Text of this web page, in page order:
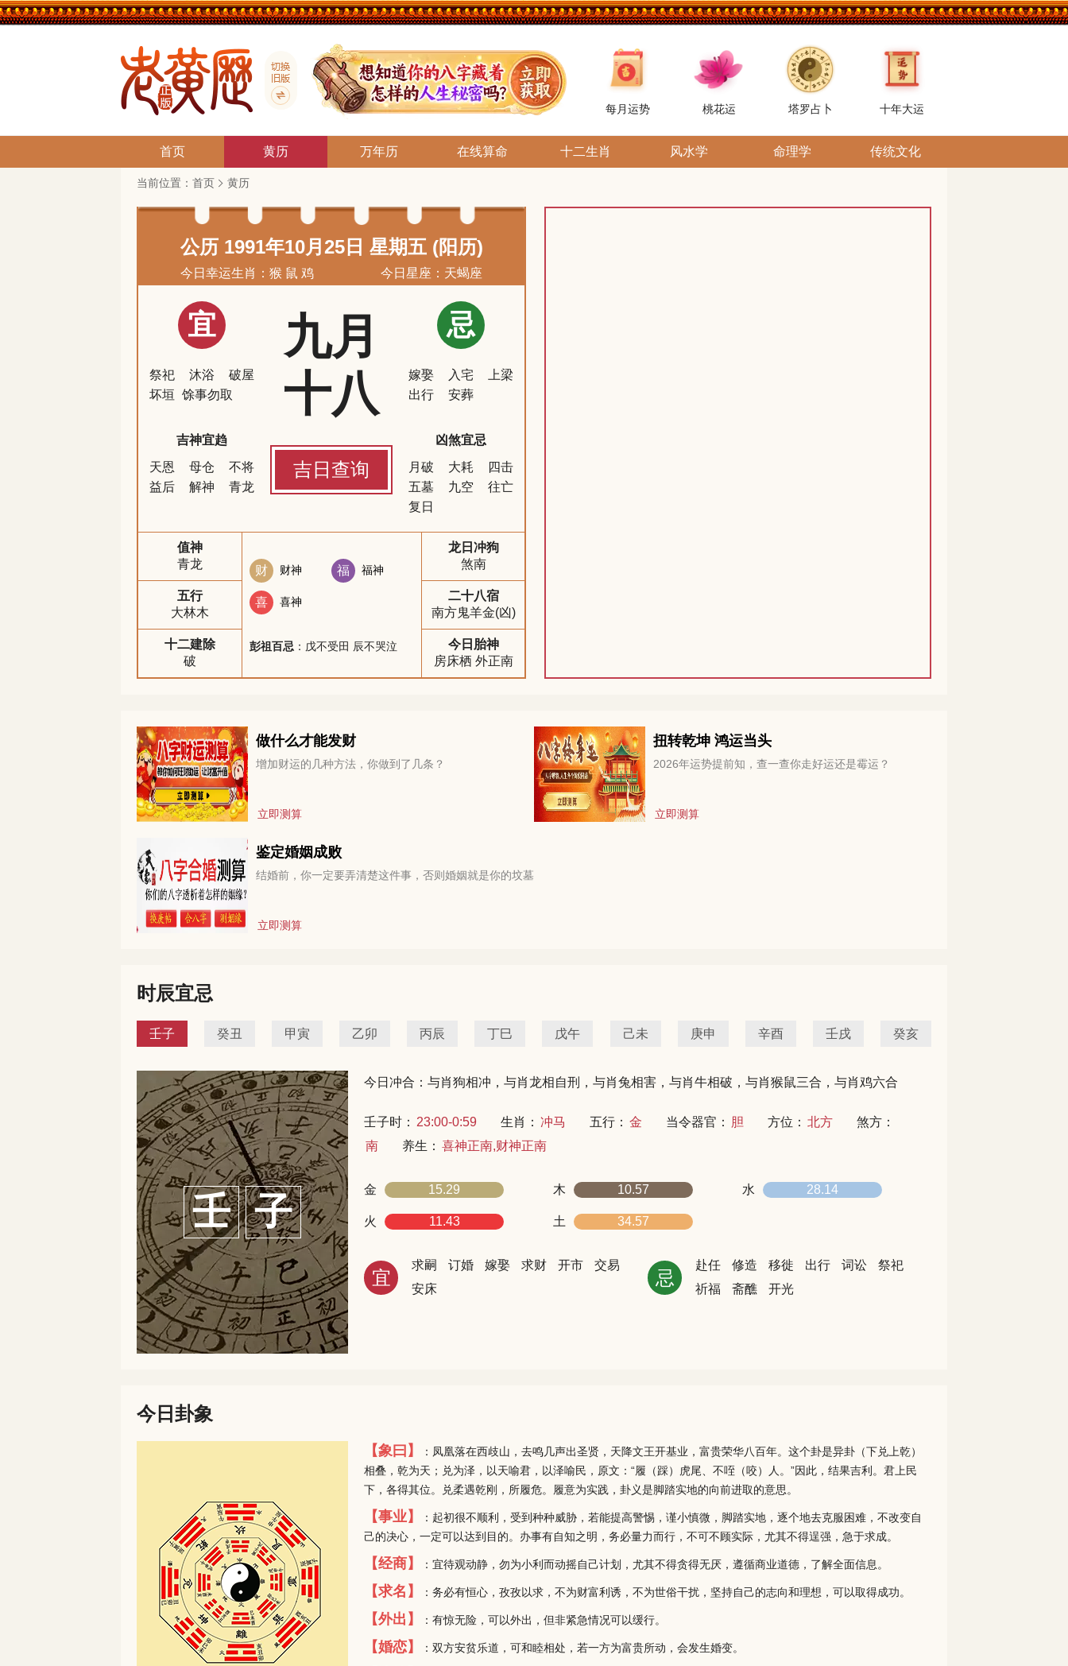
每月运势 桃花运 塔罗占卜 十年大运
首页 黄历 万年历 在线算命 十二生肖 风水学 命理学 传统文化
当前位置： 首页 黄历
公历 1991年10月25日 星期五 (阳历)
今日幸运生肖：猴 鼠 鸡 今日星座：天蝎座
宜
祭祀 沐浴
破屋
坏垣 馀事勿取
吉神宜趋
天恩
母仓
不将
益后
解神 青龙
九月
十八
吉日查询
忌
嫁娶 入宅
上梁
出行
安葬
凶煞宜忌
月破
大耗
四击
五墓
九空
往亡
复日
值神
青龙
五行
大林木
十二建除
破
财 财神 福 福神
喜 喜神
彭祖百忌 ：戊不受田 辰不哭泣
龙日冲狗
煞南
二十八宿
南方鬼羊金(凶)
今日胎神
房床栖 外正南
做什么才能发财
增加财运的几种方法，你做到了几条？
立即测算
扭转乾坤 鸿运当头
2026年运势提前知，查一查你走好运还是霉运？
立即测算
鉴定婚姻成败
结婚前，你一定要弄清楚这件事，否则婚姻就是你的坟墓
立即测算
时辰宜忌
壬子 癸丑 甲寅 乙卯 丙辰 丁巳 戊午 己未 庚申 辛酉 壬戌 癸亥
壬 子
今日冲合：与肖狗相冲，与肖龙相自刑，与肖兔相害，与肖牛相破，与肖猴鼠三合，与肖鸡六合
壬子时： 23:00-0:59 生肖： 冲马 五行： 金 当令器官： 胆 方位： 北方
煞方：
南
养生： 喜神正南,财神正南
金 15.29 木 10.57 水 28.14
火 11.43 土 34.57
宜
求嗣 订婚 嫁娶 求财 开市
交易
安床
忌
赴任 修造 移徙 出行 词讼
祭祀
祈福
斋醮 开光
今日卦象
【象曰】
：凤凰落在西歧山，去鸣几声出圣贤，天降文王开基业，富贵荣华八百年。这个卦是异卦（下兑上乾）
相叠，乾为天；兑为泽，以天喻君，以泽喻民，原文：“履（踩）虎尾、不咥（咬）人。”因此，结果吉利。君上民
下，各得其位。兑柔遇乾刚，所履危。履意为实践，卦义是脚踏实地的向前进取的意思。
【事业】
：起初很不顺利，受到种种威胁，若能提高警惕，谨小慎微，脚踏实地，逐个地去克服困难，不改变自
己的决心，一定可以达到目的。办事有自知之明，务必量力而行，不可不顾实际，尤其不得逞强，急于求成。
【经商】 ：宜待观动静，勿为小利而动摇自己计划，尤其不得贪得无厌，遵循商业道德，了解全面信息。
【求名】 ：务必有恒心，孜孜以求，不为财富利诱，不为世俗干扰，坚持自己的志向和理想，可以取得成功。
【外出】 ：有惊无险，可以外出，但非紧急情况可以缓行。
【婚恋】 ：双方安贫乐道，可和睦相处，若一方为富贵所动，会发生婚变。